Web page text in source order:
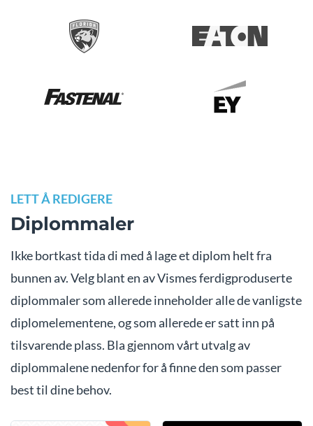
LETT Å REDIGERE
Diplommaler
Ikke bortkast tida di med å lage et diplom helt fra
bunnen av. Velg blant en av Vismes ferdigproduserte
diplommaler som allerede inneholder alle de vanligste
diplomelementene, og som allerede er satt inn på
tilsvarende plass. Bla gjennom vårt utvalg av
diplommalene nedenfor for å finne den som passer
best til dine behov.